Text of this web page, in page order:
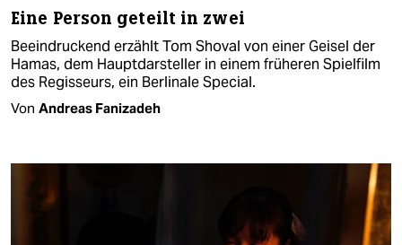
Eine Person geteilt in zwei
Beeindruckend erzählt Tom Shoval von einer Geisel der
Hamas, dem Hauptdarsteller in einem früheren Spielfilm
des Regisseurs, ein Berlinale Special.
Von Andreas Fanizadeh